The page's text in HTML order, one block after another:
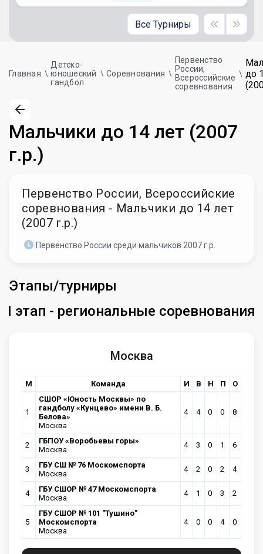
Все Турниры
Главная
Детско-
юношеский
гандбол
Соревнования
Первенство
России,
Всероссийские
соревнования
до
Мальчики до 14 лет (2007
г.р.)
Первенство России, Всероссийские
соревнования - Мальчики до 14 лет
(2007 г.р.)
Первенство России среди мальчиков 2007 г.р.
Этапы/турниры
I этап - региональные соревнования
Москва
М Команда И В Н П О
1
CШОР «Юность Москвы» по
гандболу «Кунцево» имени В. Б.
Белова»
Москва
4 4 0 0 8
2
ГБПОУ «Воробьевы горы»
Москва
4 3 0 1 6
3
ГБУ СШ № 76 Москомспорта
Москва
4 2 0 2 4
4
ГБУ CШОР № 47 Москомспорта
Москва
4 1 0 3 2
5
ГБУ CШОР № 101 "Тушино"
Москомспорта
Москва
4 0 0 4 0